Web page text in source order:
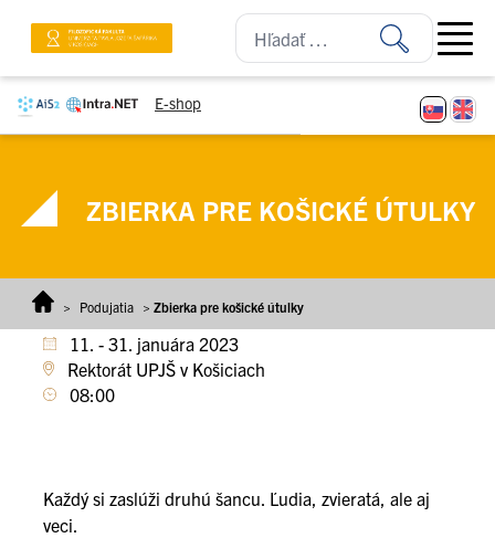
E-shop
Open
ZBIERKA PRE KOŠICKÉ ÚTULKY
> Podujatia > Zbierka pre košické útulky
11. - 31. januára 2023
Rektorát UPJŠ v Košiciach
08:00
Každý si zaslúži druhú šancu. Ľudia, zvieratá, ale aj
veci.